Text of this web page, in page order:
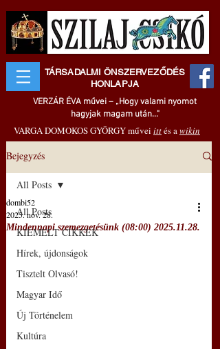
TÁRSADALMI ÖNSZERVEZŐDÉS
HONLAPJA
VERZÁR ÉVA művei – „Hogy valami nyomot
hagyjak magam után..."
VARGA DOMOKOS GYÖRGY művei ittés awikin
Bejegyzés
All Posts
KIEMELT CIKKEK
Hírek, újdonságok
Tisztelt Olvasó!
Magyar Idő
Új Történelem
Kultúra
All Posts
Mindennapi szemezgetésünk (08:00) 2025.11.28.
dombi52
2025. nov. 28.